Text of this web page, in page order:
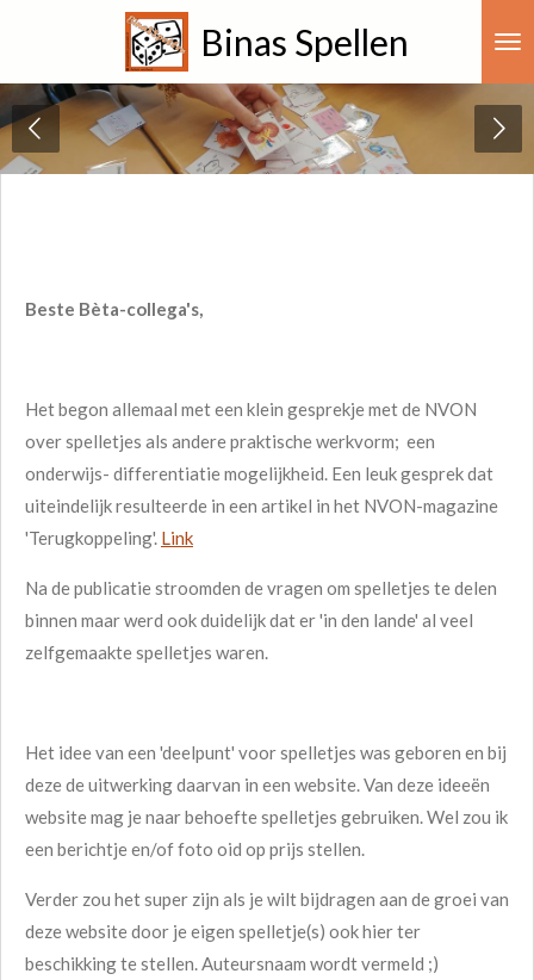
naar
de
hoofdinhoud
Binas Spellen
Beste Bèta-collega's,
Het begon allemaal met een klein gesprekje met de NVON
over spelletjes als andere praktische werkvorm; een
onderwijs- differentiatie mogelijkheid. Een leuk gesprek dat
uiteindelijk resulteerde in een artikel in het NVON-magazine
'Terugkoppeling'. Link
Na de publicatie stroomden de vragen om spelletjes te delen
binnen maar werd ook duidelijk dat er 'in den lande' al veel
zelfgemaakte spelletjes waren.
Het idee van een 'deelpunt' voor spelletjes was geboren en bij
deze de uitwerking daarvan in een website. Van deze ideeën
website mag je naar behoefte spelletjes gebruiken. Wel zou ik
een berichtje en/of foto oid op prijs stellen.
Verder zou het super zijn als je wilt bijdragen aan de groei van
deze website door je eigen spelletje(s) ook hier ter
beschikking te stellen. Auteursnaam wordt vermeld ;)